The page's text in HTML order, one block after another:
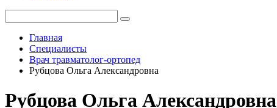
Главная
Специалисты
Врач травматолог-ортопед
Рубцова Ольга Александровна
Рубцова Ольга Александровна